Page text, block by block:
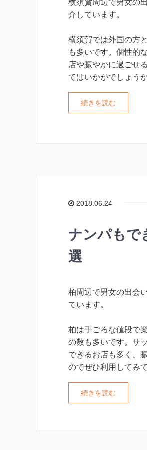
横須賀周辺で男女の
介しています。
横須賀では外国の方
も多いです。個性的
店や賑やかに過ごせ
てはいかがでしょうか
続きを読む
2018.06.24
ナンパもで
選
柏周辺で男女の出会
ています。
柏は手ごろな値段で
の数も多いです。サ
できるお店も多く、
のでぜひ利用してみ
続きを読む